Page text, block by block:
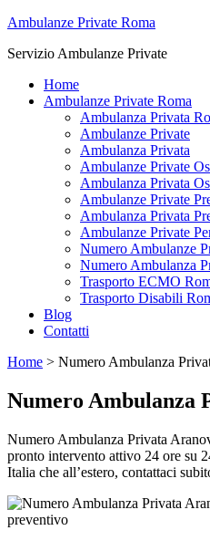
Ambulanze Private Roma
Servizio Ambulanze Private
Home
Ambulanze Private Roma
Ambulanza Privata
Ambulanze Private
Ambulanza Privata
Ambulanze Private
Ambulanza Privata
Ambulanze Private
Ambulanza Privata
Ambulanze Private
Numero Ambulanze
Numero Ambulanza
Trasporto ECMO
Trasporto Disabili
Blog
Contatti
Home > Numero Ambulanza
Numero Ambulanza
Numero Ambulanza Privata
pronto intervento attivo 24 ore su
Italia che all’estero, contattaci